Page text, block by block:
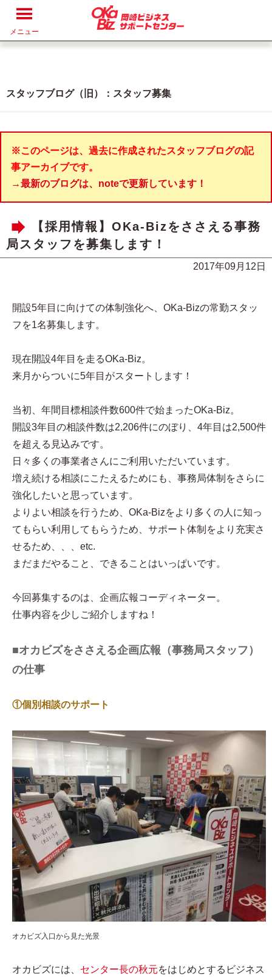
メニュー
スタッフブログ（旧）：スタッフ募集
※このページは、過去に作成されたスタッフブログの記
事アーカイブです。
→最新のブログは、noteで更新しています！
【採用情報】OKa-Bizをささえる事務
局スタッフを募集します！
2017年09月12日
開設5年目に向けての体制強化へ、OKa-Bizの常勤スタッ
フを1名募集します。
現在開設4年目を走るOKa-Biz。
来月からついに5年目がスタートします！
当初、年間目標相談件数600件で始まったOKa-Biz。
開設3年目の相談件数は2,206件にのぼり、4年目は2,500件
を超える見込みです。
日々多くの事業者さんにご利用いただいています。
増え続ける相談にこたえるためにも、事務局体制をさらに
強化したいと思っています。
よりよい相談を行うため、OKa-Bizをより多くの人に知っ
てもらい利用してもらうため、サポート体制をより充実さ
せるため、、、etc.
まだまだやること、できることはいっぱいです。
今回募集するのは、企画広報コーディネーター。
仕事内容を少しご紹介しますね！
■オカビズをささえる企画広報（事務局スタッフ）
の仕事
①個別相談のサポート
オカビズ入口から見た光景
オカビズには、 センター長の秋元をはじめとするビジネス